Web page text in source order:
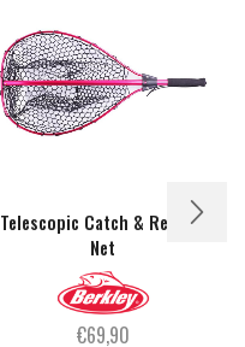
Telescopic Catch & Release
Net
€69,90